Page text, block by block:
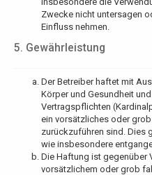
Zwecke nicht untersagen
Einfluss nehmen.
5. Gewährleistung
Der Betreiber haftet mit
Körper und Gesundheit
Vertragspflichten
ein vorsätzliches oder
zurückzuführen sind. Dies
wie insbesondere
Die Haftung ist gegenüber
vorsätzlichem oder grob